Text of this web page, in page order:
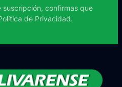
suscripción, confirmas que
de Privacidad.